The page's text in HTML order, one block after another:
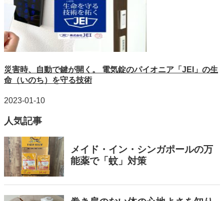
災害時、自動で鍵が開く。 電気錠のパイオニア「JEI」の生
命（いのち）を守る技術
2023-01-10
人気記事